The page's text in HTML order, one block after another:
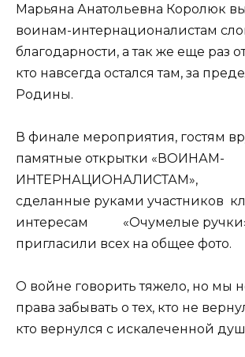
Марьяна Анатольевна Королюк
воинам-интернационалистам
благодарности, а так же еще раз
кто навсегда остался там, за
Родины.
В финале мероприятия, гостям
памятные открытки «ВОИНАМ-
ИНТЕРНАЦИОНАЛИСТАМ»,
сделанные руками участников
интересам «Очумелые
пригласили всех на общее фото.
О войне говорить тяжело, но мы
права забывать о тех, кто не
кто вернулся с искалеченной